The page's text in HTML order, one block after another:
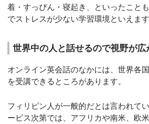
着・すっぴん・寝起き、といったこと
でストレスが少ない学習環境といえます
世界中の人と話せるので視野が広
オンライン英会話のなかには、世界各
を受講できるところがあります。
フィリピン人が一般的だとは言われて
ービス次第では、アフリカや南米、欧